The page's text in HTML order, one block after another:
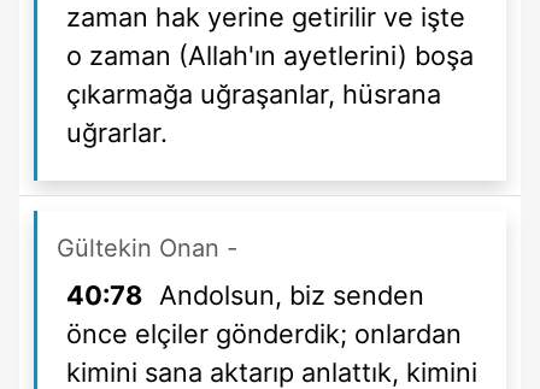
zaman hak yerine getirilir ve işte
o zaman (Allah'ın ayetlerini) boşa
çıkarmağa uğraşanlar, hüsrana
uğrarlar.
Gültekin Onan -
40:78 Andolsun, biz senden
önce elçiler gönderdik; onlardan
kimini sana aktarıp anlattık, kimini